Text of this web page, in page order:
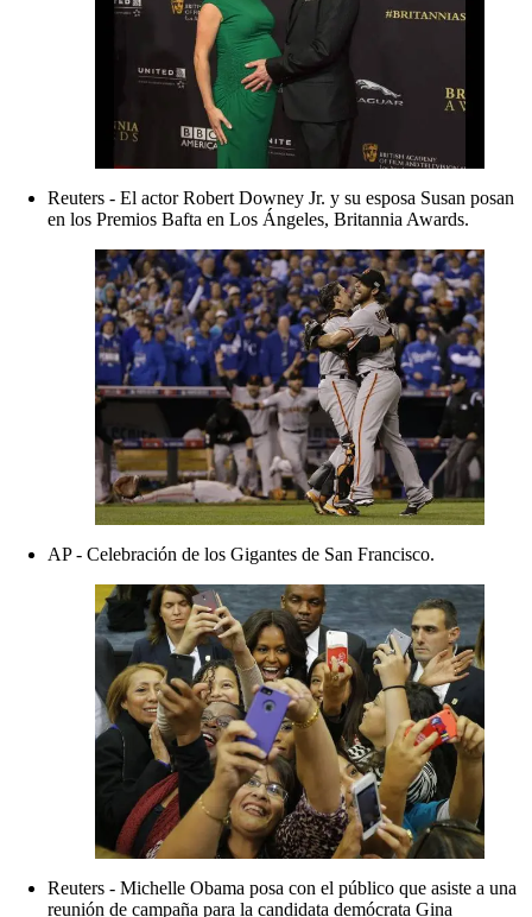
Reuters - El actor Robert Downey Jr. y su esposa Susan posan
en los Premios Bafta en Los Ángeles, Britannia Awards.
AP - Celebración de los Gigantes de San Francisco.
Reuters - Michelle Obama posa con el público que asiste a una
reunión de campaña para la candidata demócrata Gina